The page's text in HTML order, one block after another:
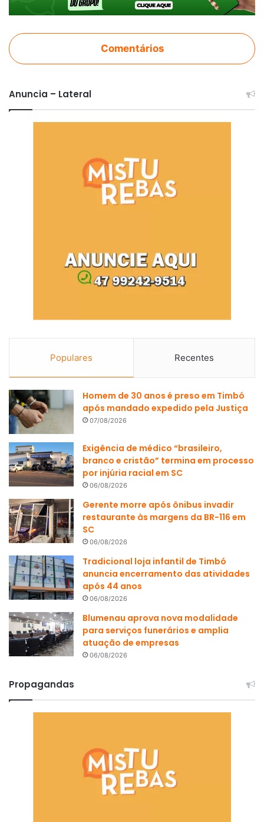
Comentários
Anuncia – Lateral
Populares Recentes
Homem de 30 anos é preso em Timbó
após mandado expedido pela Justiça
07/08/2026
Exigência de médico “brasileiro,
branco e cristão” termina em processo
por injúria racial em SC
06/08/2026
Gerente morre após ônibus invadir
restaurante às margens da BR-116 em
SC
06/08/2026
Tradicional loja infantil de Timbó
anuncia encerramento das atividades
após 44 anos
06/08/2026
Blumenau aprova nova modalidade
para serviços funerários e amplia
atuação de empresas
06/08/2026
Propagandas